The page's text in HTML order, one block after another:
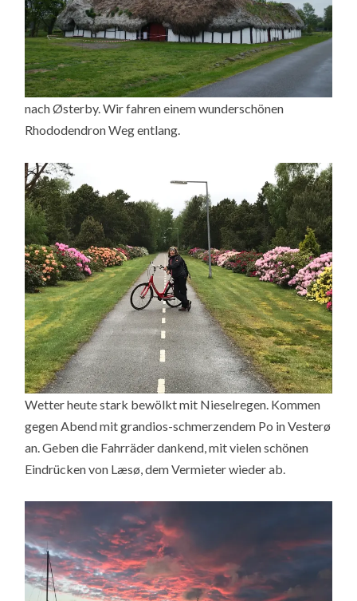
nach Østerby. Wir fahren einem wunderschönen
Rhododendron Weg entlang.
Wetter heute stark bewölkt mit Nieselregen. Kommen
gegen Abend mit grandios-schmerzendem Po in Vesterø
an. Geben die Fahrräder dankend, mit vielen schönen
Eindrücken von Læsø, dem Vermieter wieder ab.